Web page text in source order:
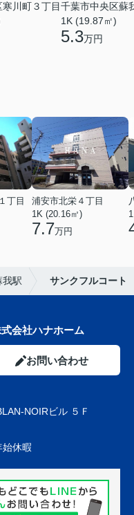
川町３丁目千葉市中央区蘇
1K (19.87㎡)
5.3万円
丁目
浦安市北栄４丁目
1K (20.16㎡)
7.7万円
我駅 サンクフルコート
会社ハナホーム
お問い合わせ
NOIRビル ５Ｆ
始休暇